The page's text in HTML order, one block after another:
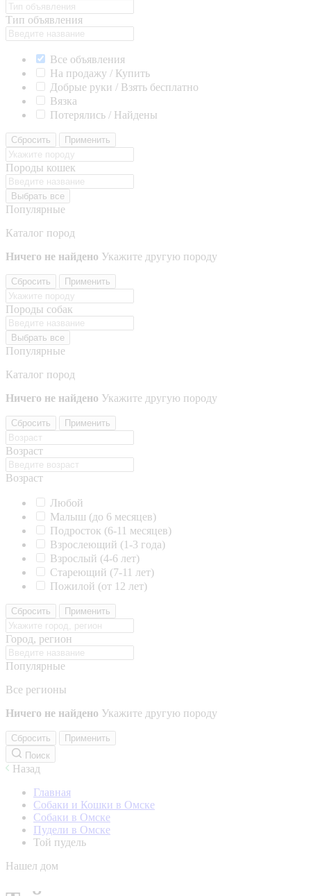
Тип объявления
Все объявления
На продажу / Купить
Добрые руки / Взять бесплатно
Вязка
Потерялись / Найдены
Сбросить Применить
Породы кошек
Выбрать все
Популярные
Каталог пород
Ничего не найдено Укажите другую породу
Сбросить Применить
Породы собак
Выбрать все
Популярные
Каталог пород
Ничего не найдено Укажите другую породу
Сбросить Применить
Возраст
Возраст
Любой
Малыш (до 6 месяцев)
Подросток (6-11 месяцев)
Взрослеющий (1-3 года)
Взрослый (4-6 лет)
Стареющий (7-11 лет)
Пожилой (от 12 лет)
Сбросить Применить
Город, регион
Популярные
Все регионы
Ничего не найдено Укажите другую породу
Сбросить
Применить
Поиск
Назад
Главная
Собаки и Кошки в Омске
Собаки в Омске
Пудели в Омске
Той пудель
Нашел дом